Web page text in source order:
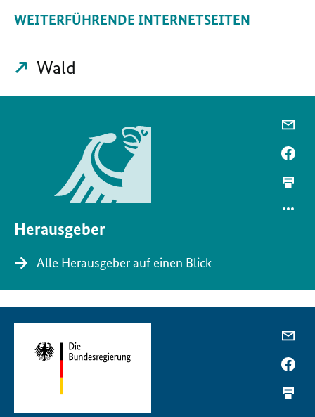
WEITERFÜHRENDE INTERNETSEITEN
Wald
Herausgeber
Alle Herausgeber auf einen Blick